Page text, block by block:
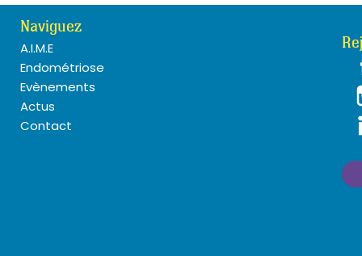
Naviguez
A.I.M.E
Endométriose
Evènements
Actus
Contact